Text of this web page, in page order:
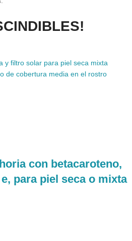
con betacaroteno,
para piel seca o mixta